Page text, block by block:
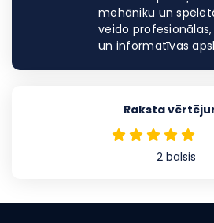
mehāniku un
veido
un informatīvas
Raksta
2 balsis